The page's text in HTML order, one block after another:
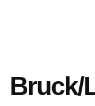
Bruck/